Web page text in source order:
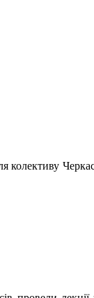
колективу